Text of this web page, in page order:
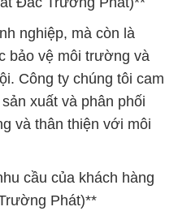
nghiệp, mà còn là
bảo vệ môi trường và
Công ty chúng tôi cam
xuất và phân phối
và thân thiện với môi
cầu của khách hàng
Phát)**